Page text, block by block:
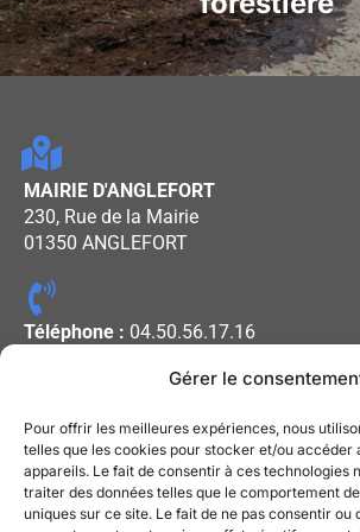
Gérer le
Pour offrir les meilleures expériences, nous
telles que les cookies pour stocker et/ou accéder
appareils. Le fait de consentir à ces technologies
traiter des données telles que le comportement
uniques sur ce site. Le fait de ne pas consentir ou
MAIRIE D'ANGLEFORT
230, Rue de la Mairie
01350 ANGLEFORT
Téléphone : 04.50.56.17.16
Horaires d'ouverture :
Lundi - Mercredi - Vendredi : De
08h00 à 12h00
Mardi - Jeudi : De 13h30 à 17h30